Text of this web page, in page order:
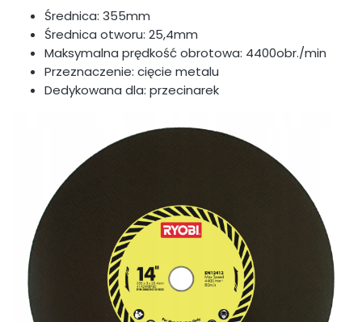
Średnica: 355mm
Średnica otworu: 25,4mm
Maksymalna prędkość obrotowa: 4400obr./min
Przeznaczenie: cięcie metalu
Dedykowana dla: przecinarek